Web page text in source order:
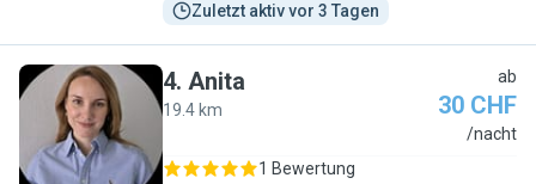
Zuletzt aktiv vor 3 Tagen
A
4. Anita
19.4 km
ab
30 CHF
/nacht
1 Bewertung